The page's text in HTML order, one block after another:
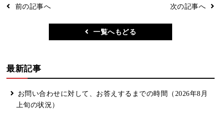
前の記事へ 次の記事へ
一覧へもどる
最新記事
お問い合わせに対して、お答えするまでの時間（2026年8月
上旬の状況）